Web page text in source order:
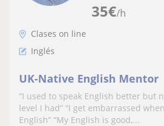
35€/h
Clases on line
Inglés
UK-Native English Mentor
“I used to speak English better but
level I had” “I get embarrassed
English” “My English is good,...